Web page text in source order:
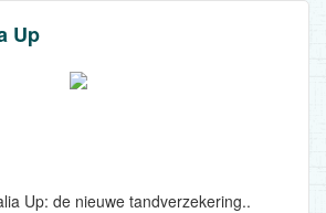
Up
Up: de nieuwe tandverzekering..